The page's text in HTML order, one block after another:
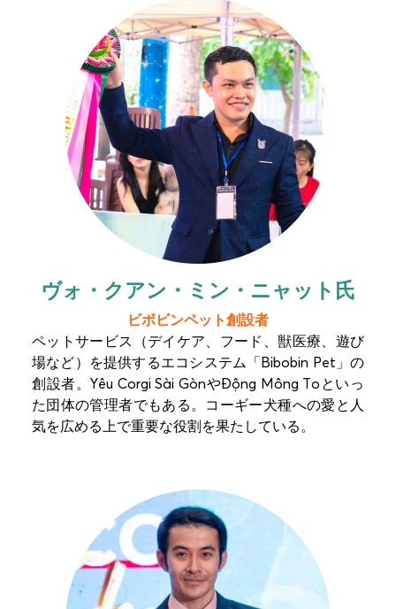
ヴォ・クアン・ミン・ニャット氏
ビボビンペット創設者
ペットサービス（デイケア、フード、獣医療、遊び
場など）を提供するエコシステム「Bibobin Pet」の
創設者。Yêu Corgi Sài GònやĐộng Mông Toといっ
た団体の管理者でもある。コーギー犬種への愛と人
気を広める上で重要な役割を果たしている。